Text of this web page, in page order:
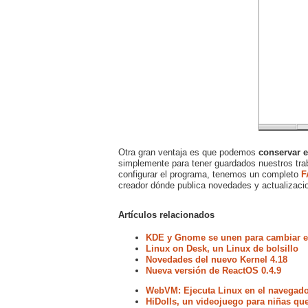
Otra gran ventaja es que podemos conservar
simplemente para tener guardados nuestros
configurar el programa, tenemos un completo
creador dónde publica novedades y
Artículos relacionados
KDE y Gnome se unen para cambiar
Linux on Desk, un Linux de bolsillo
Novedades del nuevo Kernel 4.18
Nueva versión de ReactOS 0.4.9
WebVM: Ejecuta Linux en el
HiDolls, un videojuego para niñas